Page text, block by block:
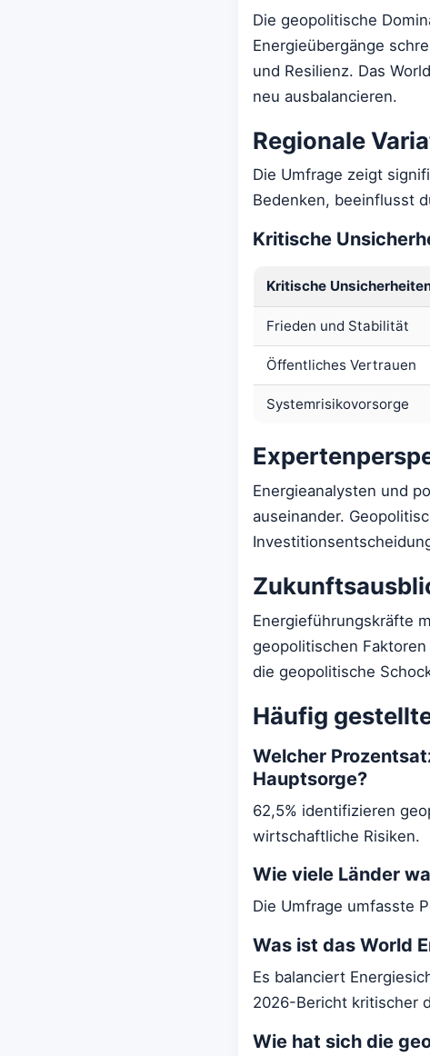
Die geopolitische
Energieübergänge
und Resilienz. Das
neu ausbalancieren.
Regionale
Die Umfrage zeigt
Bedenken, beeinflusst
Kritische
Kritische
Frieden und Stabilität
Öffentliches Vertrauen
Systemrisikovorsorge
Energieanalysten und
auseinander.
Energieführungskräfte
geopolitischen
die geopolitische
Häufig
Welcher
Hauptsorge?
62,5% identifizieren
wirtschaftliche Risiken.
Wie viele Länder
Die Umfrage umfasste
Was ist das World
Es balanciert
2026-Bericht kritischer
Wie hat sich die